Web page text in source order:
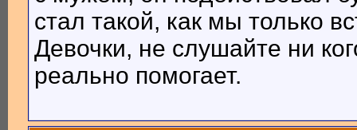
стал такой, как мы только
Девочки, не слушайте ни
реально помогает.